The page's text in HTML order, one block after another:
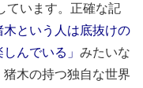
ています。正確な記
木という人は底抜けの
んでいる」 みたいな
木の持つ独自な世界